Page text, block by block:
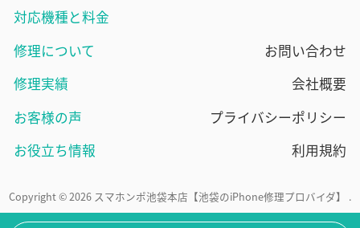
対応機種と料金
修理について
修理実績
お客様の声
お役立ち情報
お問い合わせ
会社概要
プライバシーポリシー
利用規約
Copyright © 2026 スマホンポ池袋本店【池袋のiPhone修理プロバイダ】 .